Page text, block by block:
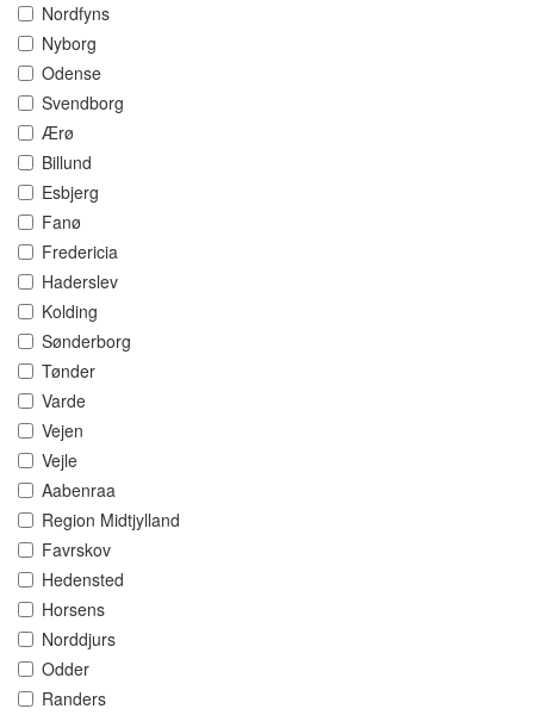
Nordfyns
Nyborg
Odense
Svendborg
Ærø
Billund
Esbjerg
Fanø
Fredericia
Haderslev
Kolding
Sønderborg
Tønder
Varde
Vejen
Vejle
Aabenraa
Region Midtjylland
Favrskov
Hedensted
Horsens
Norddjurs
Odder
Randers